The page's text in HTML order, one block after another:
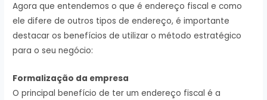
Agora que entendemos o que é endereço fiscal e como
ele difere de outros tipos de endereço, é importante
destacar os benefícios de utilizar o método estratégico
para o seu negócio:
Formalização da empresa
O principal benefício de ter um endereço fiscal é a